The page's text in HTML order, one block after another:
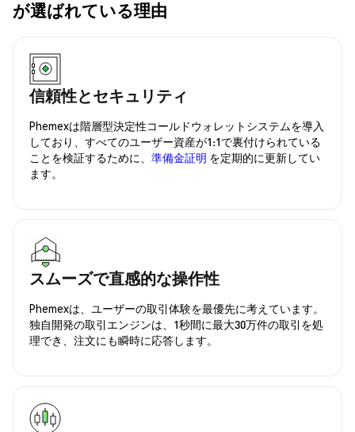
が選ばれている理由
信頼性とセキュリティ
Phemexは階層型決定性コールドウォレットシステムを導入
しており、すべてのユーザー資産が1:1で裏付けられている
ことを検証するために、 準備金証明 を定期的に更新してい
ます。
スムーズで直感的な操作性
Phemexは、ユーザーの取引体験を最優先に考えています。
独自開発の取引エンジンは、1秒間に最大30万件の取引を処
理でき、注文にも瞬時に応答します。